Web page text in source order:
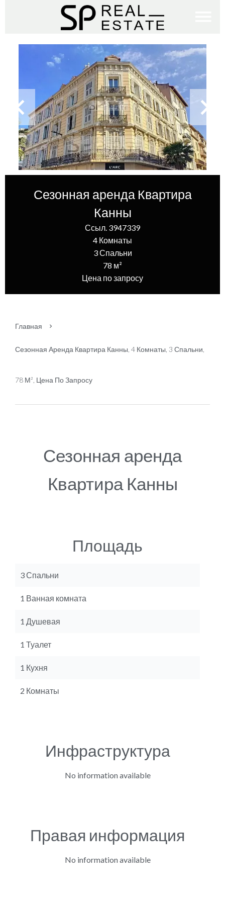
Сезонная аренда Квартира
Канны
Ссыл. 3947339
4 Комнаты
3 Спальни
78 м²
Цена по запросу
Главная
Сезонная Аренда Квартира Канны, 4 Комнаты, 3 Спальни,
78 М², Цена По Запросу
Сезонная аренда
Квартира Канны
Площадь
3 Спальни
1 Ванная комната
1 Душевая
1 Туалет
1 Кухня
2 Комнаты
Инфраструктура
No information available
Правая информация
No information available